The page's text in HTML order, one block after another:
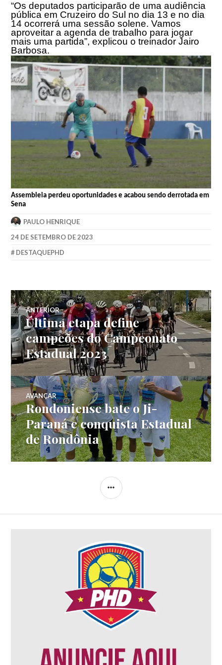
“Os deputados participarão de uma audiência
pública em Cruzeiro do Sul no dia 13 e no dia
14 ocorrerá uma sessão solene. Vamos
aproveitar a agenda de trabalho para jogar
mais uma partida”, explicou o treinador Jairo
Barbosa.
Assembleia perdeu oportunidades e acabou sendo derrotada em
Sena
PAULO HENRIQUE
24 DE SETEMBRO DE 2023
DESTAQUEPHD
ANTERIOR
Última etapa define
campeões do Campeonato
Estadual 2023
AVANÇAR
Rondoniense bate o Ji-
Paraná e conquista Estadual
de Rondônia